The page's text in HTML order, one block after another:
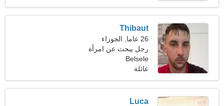
Thibaut
26 عاما, الجوزاء
رجل يبحث عن امرأة
Belsele
عائلة
Luca